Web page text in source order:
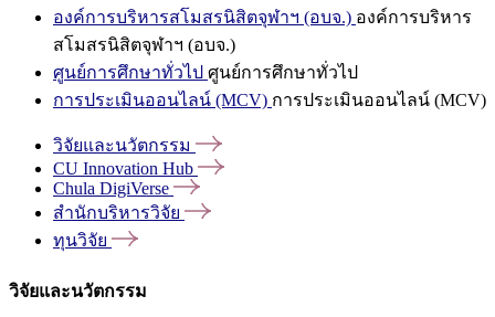
องค์การบริหารสโมสรนิสิตจุฬาฯ (อบจ.) องค์การบริหาร
สโมสรนิสิตจุฬาฯ (อบจ.)
ศูนย์การศึกษาทั่วไป ศูนย์การศึกษาทั่วไป
การประเมินออนไลน์ (MCV) การประเมินออนไลน์ (MCV)
วิจัยและนวัตกรรม
CU Innovation Hub
Chula DigiVerse
สำนักบริหารวิจัย
ทุนวิจัย
วิจัยและนวัตกรรม